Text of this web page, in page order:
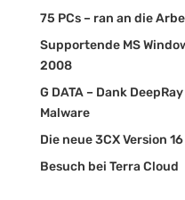
75 PCs – ran an die
Supportende MS
2008
G DATA – Dank
Malware
Die neue 3CX Version
Besuch bei Terra Cloud